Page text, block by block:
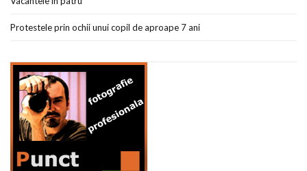
Protestele prin ochii unui copil de aproape 7 ani